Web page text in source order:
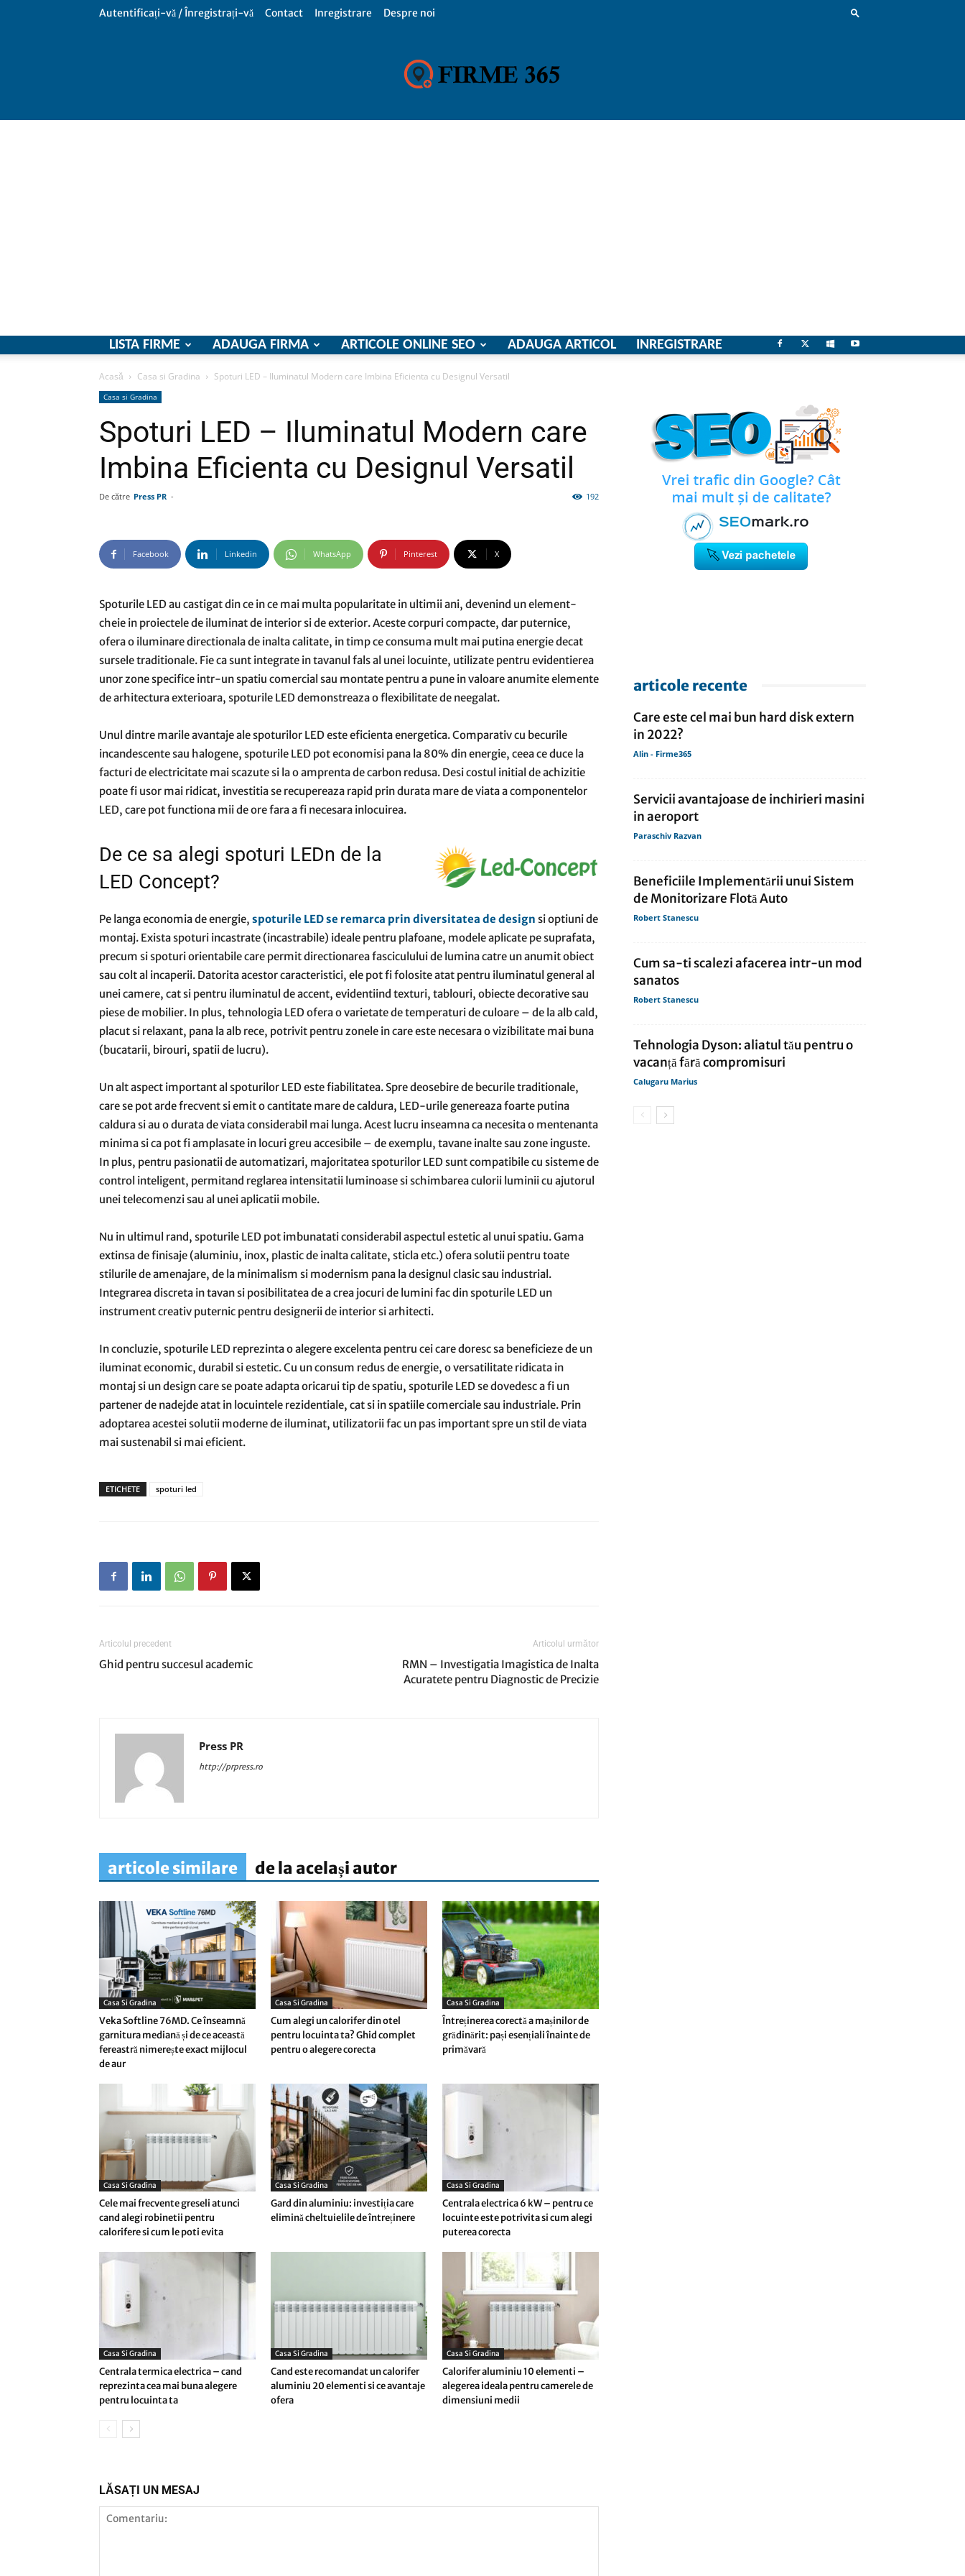
Autentificați-vă / Înregistrați-vă Contact Inregistrare Despre noi
comunicate
de
presa
LISTA FIRME ADAUGA FIRMA ARTICOLE ONLINE SEO ADAUGA ARTICOL INREGISTRARE
Acasă Casa si Gradina Spoturi LED – Iluminatul Modern care Imbina Eficienta cu Designul Versatil
Casa si Gradina
Spoturi LED – Iluminatul Modern care
Imbina Eficienta cu Designul Versatil
De către Press PR - 192
Facebook Linkedin WhatsApp Pinterest X
Spoturile LED au castigat din ce in ce mai multa popularitate in ultimii ani, devenind un element-
cheie in proiectele de iluminat de interior si de exterior. Aceste corpuri compacte, dar puternice,
ofera o iluminare directionala de inalta calitate, in timp ce consuma mult mai putina energie decat
sursele traditionale. Fie ca sunt integrate in tavanul fals al unei locuinte, utilizate pentru evidentierea
unor zone specifice intr-un spatiu comercial sau montate pentru a pune in valoare anumite elemente
de arhitectura exterioara, spoturile LED demonstreaza o flexibilitate de neegalat.
Unul dintre marile avantaje ale spoturilor LED este eficienta energetica. Comparativ cu becurile
incandescente sau halogene, spoturile LED pot economisi pana la 80% din energie, ceea ce duce la
facturi de electricitate mai scazute si la o amprenta de carbon redusa. Desi costul initial de achizitie
poate fi usor mai ridicat, investitia se recupereaza rapid prin durata mare de viata a componentelor
LED, care pot functiona mii de ore fara a fi necesara inlocuirea.
De ce sa alegi spoturi LEDn de la
LED Concept?
Pe langa economia de energie, spoturile LED se remarca prin diversitatea de design si optiuni de
montaj. Exista spoturi incastrate (incastrabile) ideale pentru plafoane, modele aplicate pe suprafata,
precum si spoturi orientabile care permit directionarea fasciculului de lumina catre un anumit obiect
sau colt al incaperii. Datorita acestor caracteristici, ele pot fi folosite atat pentru iluminatul general al
unei camere, cat si pentru iluminatul de accent, evidentiind texturi, tablouri, obiecte decorative sau
piese de mobilier. In plus, tehnologia LED ofera o varietate de temperaturi de culoare – de la alb cald,
placut si relaxant, pana la alb rece, potrivit pentru zonele in care este necesara o vizibilitate mai buna
(bucatarii, birouri, spatii de lucru).
Un alt aspect important al spoturilor LED este fiabilitatea. Spre deosebire de becurile traditionale,
care se pot arde frecvent si emit o cantitate mare de caldura, LED-urile genereaza foarte putina
caldura si au o durata de viata considerabil mai lunga. Acest lucru inseamna ca necesita o mentenanta
minima si ca pot fi amplasate in locuri greu accesibile – de exemplu, tavane inalte sau zone inguste.
In plus, pentru pasionatii de automatizari, majoritatea spoturilor LED sunt compatibile cu sisteme de
control inteligent, permitand reglarea intensitatii luminoase si schimbarea culorii luminii cu ajutorul
unei telecomenzi sau al unei aplicatii mobile.
Nu in ultimul rand, spoturile LED pot imbunatati considerabil aspectul estetic al unui spatiu. Gama
extinsa de finisaje (aluminiu, inox, plastic de inalta calitate, sticla etc.) ofera solutii pentru toate
stilurile de amenajare, de la minimalism si modernism pana la designul clasic sau industrial.
Integrarea discreta in tavan si posibilitatea de a crea jocuri de lumini fac din spoturile LED un
instrument creativ puternic pentru designerii de interior si arhitecti.
In concluzie, spoturile LED reprezinta o alegere excelenta pentru cei care doresc sa beneficieze de un
iluminat economic, durabil si estetic. Cu un consum redus de energie, o versatilitate ridicata in
montaj si un design care se poate adapta oricarui tip de spatiu, spoturile LED se dovedesc a fi un
partener de nadejde atat in locuintele rezidentiale, cat si in spatiile comerciale sau industriale. Prin
adoptarea acestei solutii moderne de iluminat, utilizatorii fac un pas important spre un stil de viata
mai sustenabil si mai eficient.
ETICHETE spoturi led
Articolul precedent
Ghid pentru succesul academic
Articolul următor
RMN – Investigatia Imagistica de Inalta
Acuratete pentru Diagnostic de Precizie
Press PR
http://prpress.ro
articole similare de la același autor
Casa Si Gradina
Veka Softline 76MD. Ce înseamnă
garnitura mediană și de ce această
fereastră nimerește exact mijlocul
de aur
Casa Si Gradina
Cum alegi un calorifer din otel
pentru locuinta ta? Ghid complet
pentru o alegere corecta
Casa Si Gradina
Întreținerea corectă a mașinilor de
grădinărit: pași esențiali înainte de
primăvară
Casa Si Gradina
Cele mai frecvente greseli atunci
cand alegi robinetii pentru
calorifere si cum le poti evita
Casa Si Gradina
Gard din aluminiu: investiția care
elimină cheltuielile de întreținere
Casa Si Gradina
Centrala electrica 6 kW – pentru ce
locuinte este potrivita si cum alegi
puterea corecta
Casa Si Gradina
Centrala termica electrica – cand
reprezinta cea mai buna alegere
pentru locuinta ta
Casa Si Gradina
Cand este recomandat un calorifer
aluminiu 20 elementi si ce avantaje
ofera
Casa Si Gradina
Calorifer aluminiu 10 elementi –
alegerea ideala pentru camerele de
dimensiuni medii
LĂSAȚI UN MESAJ
articole recente
Care este cel mai bun hard disk extern
in 2022?
Alin - Firme365
Servicii avantajoase de inchirieri masini
in aeroport
Paraschiv Razvan
Beneficiile Implementării unui Sistem
de Monitorizare Flotă Auto
Robert Stanescu
Cum sa-ti scalezi afacerea intr-un mod
sanatos
Robert Stanescu
Tehnologia Dyson: aliatul tău pentru o
vacanță fără compromisuri
Calugaru Marius